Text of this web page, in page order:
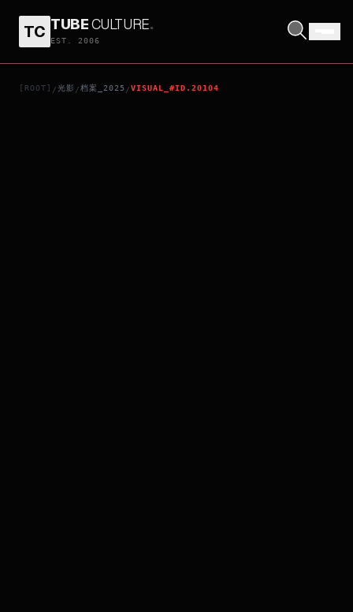
TC TUBECULTURE.
EST. 2006
[ROOT] /光影 /档案_2025 /VISUAL_#ID.20104
HITCHHIKER